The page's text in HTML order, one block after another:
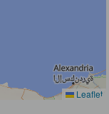
Leaflet